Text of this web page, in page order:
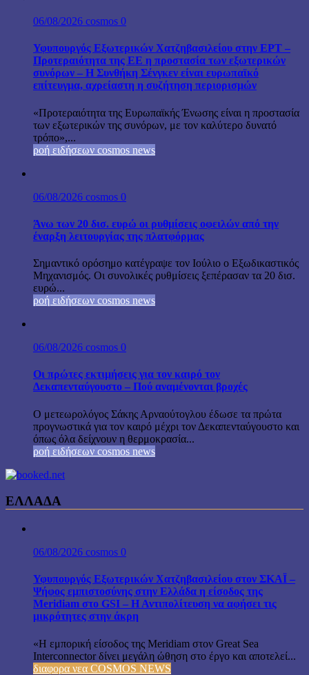
06/08/2026 cosmos 0
Υφυπουργός Εξωτερικών Χατζηβασιλείου στην ΕΡΤ –
Προτεραιότητα της ΕΕ η προστασία των εξωτερικών
συνόρων – Η Συνθήκη Σένγκεν είναι ευρωπαϊκό
επίτευγμα, αχρείαστη η συζήτηση περιορισμών
«Προτεραιότητα της Ευρωπαϊκής Ένωσης είναι η προστασία
των εξωτερικών της συνόρων, με τον καλύτερο δυνατό
τρόπο»,...
ροή ειδήσεων cosmos news
06/08/2026 cosmos 0
Άνω των 20 δισ. ευρώ οι ρυθμίσεις οφειλών από την
έναρξη λειτουργίας της πλατφόρμας
Σημαντικό ορόσημο κατέγραψε τον Ιούλιο ο Εξωδικαστικός
Μηχανισμός. Οι συνολικές ρυθμίσεις ξεπέρασαν τα 20 δισ.
ευρώ...
ροή ειδήσεων cosmos news
06/08/2026 cosmos 0
Οι πρώτες εκτιμήσεις για τον καιρό τον
Δεκαπενταύγουστο – Πού αναμένονται βροχές
Ο μετεωρολόγος Σάκης Αρναούτογλου έδωσε τα πρώτα
προγνωστικά για τον καιρό μέχρι τον Δεκαπενταύγουστο και
όπως όλα δείχνουν η θερμοκρασία...
ροή ειδήσεων cosmos news
ΕΛΛΑΔΑ
06/08/2026 cosmos 0
Υφυπουργός Εξωτερικών Χατζηβασιλείου στον ΣΚΑΪ –
Ψήφος εμπιστοσύνης στην Ελλάδα η είσοδος της
Meridiam στο GSI – Η Αντιπολίτευση να αφήσει τις
μικρότητες στην άκρη
«Η εμπορική είσοδος της Meridiam στον Great Sea
Interconnector δίνει μεγάλη ώθηση στο έργο και αποτελεί...
διαφορα νεα COSMOS NEWS